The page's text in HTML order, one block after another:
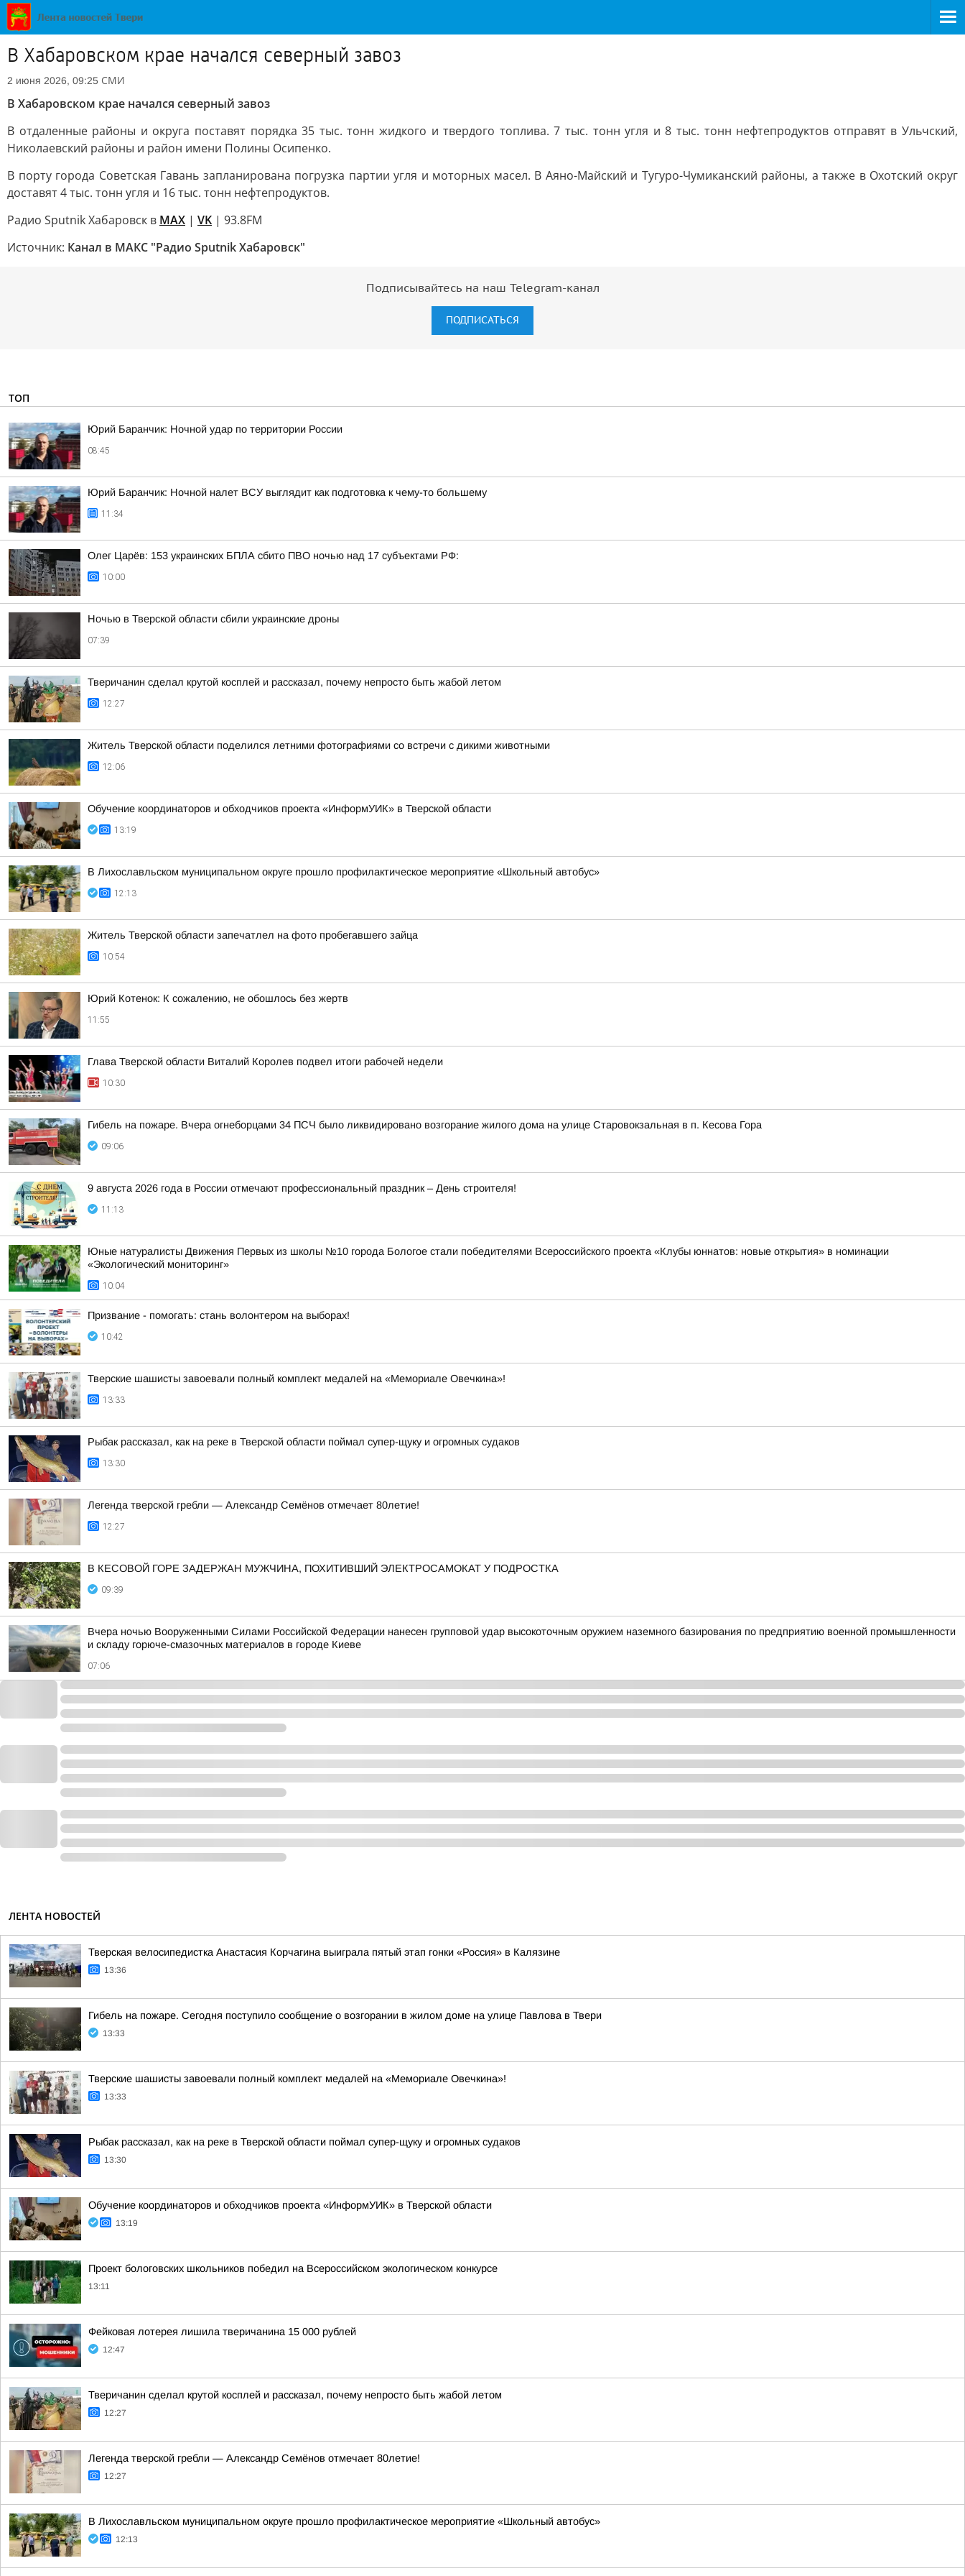
В Хабаровском крае начался северный завоз
2 июня 2026, 09:25 СМИ
В Хабаровском крае начался северный завоз
В отдаленные районы и округа поставят порядка 35 тыс. тонн жидкого и твердого топлива. 7 тыс. тонн угля и 8 тыс. тонн нефтепродуктов отправят в Ульчский,
Николаевский районы и район имени Полины Осипенко.
В порту города Советская Гавань запланирована погрузка партии угля и моторных масел. В Аяно-Майский и Тугуро-Чумиканский районы, а также в Охотский округ
доставят 4 тыс. тонн угля и 16 тыс. тонн нефтепродуктов.
Радио Sputnik Хабаровск в MAX | VK | 93.8FM
Источник: Канал в МАКС "Радио Sputnik Хабаровск"
Подписывайтесь на наш Telegram-канал
ПОДПИСАТЬСЯ
ТОП
Юрий Баранчик: Ночной удар по территории России
08:45
Юрий Баранчик: Ночной налет ВСУ выглядит как подготовка к чему-то большему
11:34
Олег Царёв: 153 украинских БПЛА сбито ПВО ночью над 17 субъектами РФ:
10:00
Ночью в Тверской области сбили украинские дроны
07:39
Тверичанин сделал крутой косплей и рассказал, почему непросто быть жабой летом
12:27
Житель Тверской области поделился летними фотографиями со встречи с дикими животными
12:06
Обучение координаторов и обходчиков проекта «ИнформУИК» в Тверской области
13:19
В Лихославльском муниципальном округе прошло профилактическое мероприятие «Школьный автобус»
12:13
Житель Тверской области запечатлел на фото пробегавшего зайца
10:54
Юрий Котенок: К сожалению, не обошлось без жертв
11:55
Глава Тверской области Виталий Королев подвел итоги рабочей недели
10:30
Гибель на пожаре. Вчера огнеборцами 34 ПСЧ было ликвидировано возгорание жилого дома на улице Старовокзальная в п. Кесова Гора
09:06
9 августа 2026 года в России отмечают профессиональный праздник – День строителя!
11:13
Юные натуралисты Движения Первых из школы №10 города Бологое стали победителями Всероссийского проекта «Клубы юннатов: новые открытия» в номинации
«Экологический мониторинг»
10:04
Призвание - помогать: стань волонтером на выборах!
10:42
Тверские шашисты завоевали полный комплект медалей на «Мемориале Овечкина»!
13:33
Рыбак рассказал, как на реке в Тверской области поймал супер-щуку и огромных судаков
13:30
Легенда тверской гребли — Александр Семёнов отмечает 80летие!
12:27
В КЕСОВОЙ ГОРЕ ЗАДЕРЖАН МУЖЧИНА, ПОХИТИВШИЙ ЭЛЕКТРОСАМОКАТ У ПОДРОСТКА
09:39
Вчера ночью Вооруженными Силами Российской Федерации нанесен групповой удар высокоточным оружием наземного базирования по предприятию военной промышленности
и складу горюче-смазочных материалов в городе Киеве
07:06
ЛЕНТА НОВОСТЕЙ
Тверская велосипедистка Анастасия Корчагина выиграла пятый этап гонки «Россия» в Калязине
13:36
Гибель на пожаре. Сегодня поступило сообщение о возгорании в жилом доме на улице Павлова в Твери
13:33
Тверские шашисты завоевали полный комплект медалей на «Мемориале Овечкина»!
13:33
Рыбак рассказал, как на реке в Тверской области поймал супер-щуку и огромных судаков
13:30
Обучение координаторов и обходчиков проекта «ИнформУИК» в Тверской области
13:19
Проект бологовских школьников победил на Всероссийском экологическом конкурсе
13:11
Фейковая лотерея лишила тверичанина 15 000 рублей
12:47
Тверичанин сделал крутой косплей и рассказал, почему непросто быть жабой летом
12:27
Легенда тверской гребли — Александр Семёнов отмечает 80летие!
12:27
В Лихославльском муниципальном округе прошло профилактическое мероприятие «Школьный автобус»
12:13